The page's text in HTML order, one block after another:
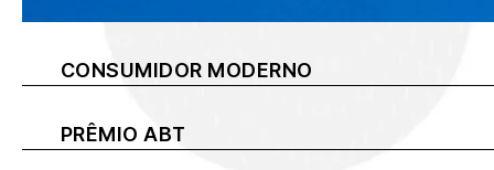
CONSUMIDOR MODERNO
PRÊMIO ABT